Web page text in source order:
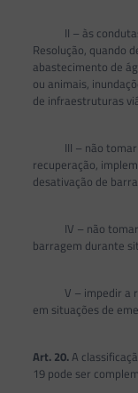
II – às condutas
Resolução, quando
abastecimento de
ou animais,
de infraestruturas
III – não tomar
recuperação,
desativação de
IV – não tomar
barragem durante
V – impedir a
em situações de
Art. 20.A
19 pode ser